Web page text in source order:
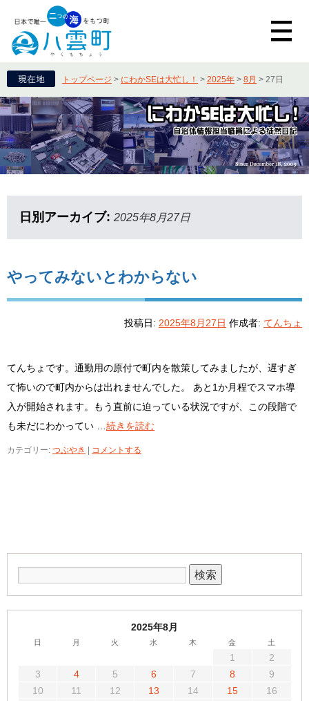
トップページ > にわかSEは大忙し！ > 2025年 > 8月 > 27日
日別アーカイブ: 2025年8月27日
やってみないとわからない
投稿日: 2025年8月27日 作成者: てんちょ
てんちょです。通勤用の原付で町内を散策してみましたが、遅すぎ
て怖いので町内からは出れませんでした。 あと1か月程でスマホ導
入が開始されます。もう直前に迫っている状況ですが、この段階で
も未だにわかってい … 続きを読む
カテゴリー: つぶやき コメントする
2025年8月
日 月 火 水 木 金 土
1
2
3
4 5 6 7 8
9
10
11 12 13 14 15
16